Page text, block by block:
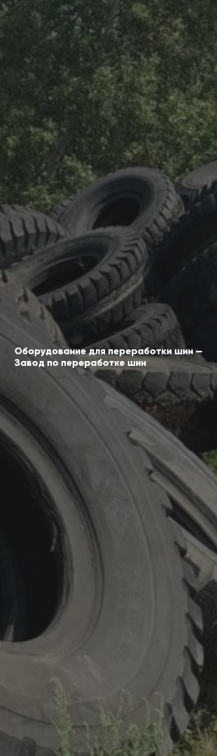
Оборудование для переработки шин —
Завод по переработке шин